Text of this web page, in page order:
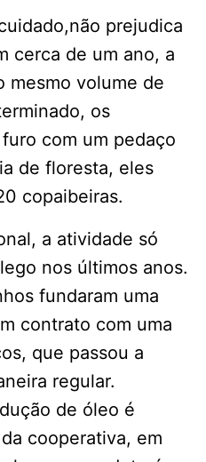
prejudica
cerca de um ano, a
mesmo volume de
os
com um pedaço
de floresta, eles
copaibeiras.
a atividade só
nos últimos anos.
fundaram uma
contrato com uma
que passou a
regular.
de óleo é
cooperativa, em